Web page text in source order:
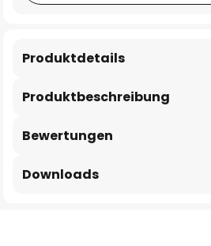
Produktbeschreibung
Produktdetails
Bewertungen
Downloads